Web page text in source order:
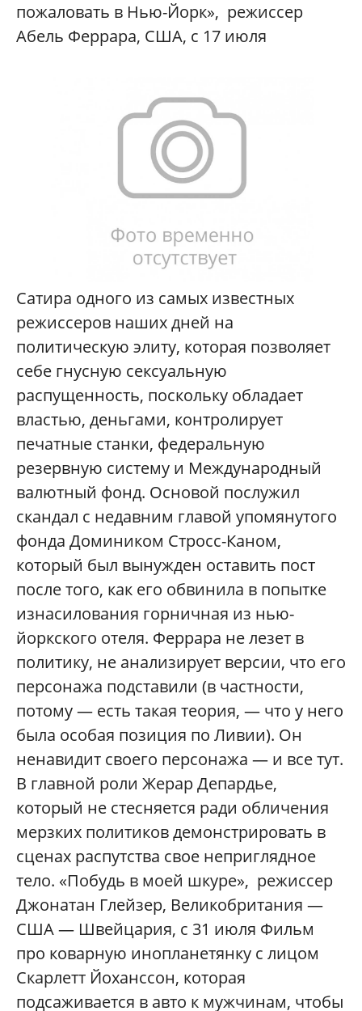
пожаловать в Нью-Йорк», режиссер
Абель Феррара, США, с 17 июля
Сатира одного из самых известных
режиссеров наших дней на
политическую элиту, которая позволяет
себе гнусную сексуальную
распущенность, поскольку обладает
властью, деньгами, контролирует
печатные станки, федеральную
резервную систему и Международный
валютный фонд. Основой послужил
скандал с недавним главой упомянутого
фонда Домиником Стросс-Каном,
который был вынужден оставить пост
после того, как его обвинила в попытке
изнасилования горничная из нью-
йоркского отеля. Феррара не лезет в
политику, не анализирует версии, что его
персонажа подставили (в частности,
потому — есть такая теория, — что у него
была особая позиция по Ливии). Он
ненавидит своего персонажа — и все тут.
В главной роли Жерар Депардье,
который не стесняется ради обличения
мерзких политиков демонстрировать в
сценах распутства свое неприглядное
тело. «Побудь в моей шкуре», режиссер
Джонатан Глейзер, Великобритания —
США — Швейцария, с 31 июля Фильм
про коварную инопланетянку с лицом
Скарлетт Йоханссон, которая
подсаживается в авто к мужчинам, чтобы